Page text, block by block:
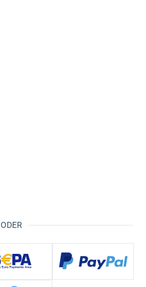
ODER